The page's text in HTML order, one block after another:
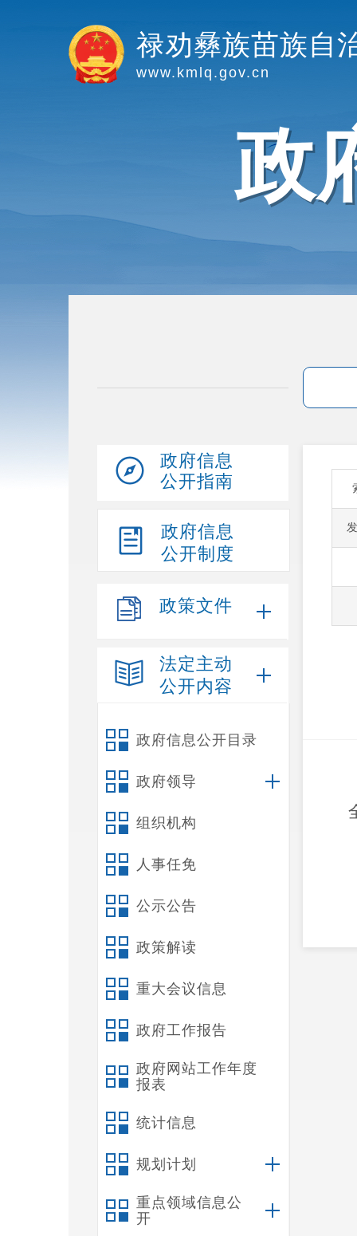
禄劝彝族苗族自
www.kmlq.gov.cn
政
政府信息
公开指南
政府信息
公开制度
政策文件
法定主动
公开内容
政府信息公开目录
政府领导
组织机构
人事任免
公示公告
政策解读
重大会议信息
政府工作报告
政府网站工作年度
报表
统计信息
规划计划
重点领域信息公
开